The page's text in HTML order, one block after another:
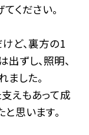
ください。
ど、裏方の1
ずし、照明、
した。
えもあって成
思います。